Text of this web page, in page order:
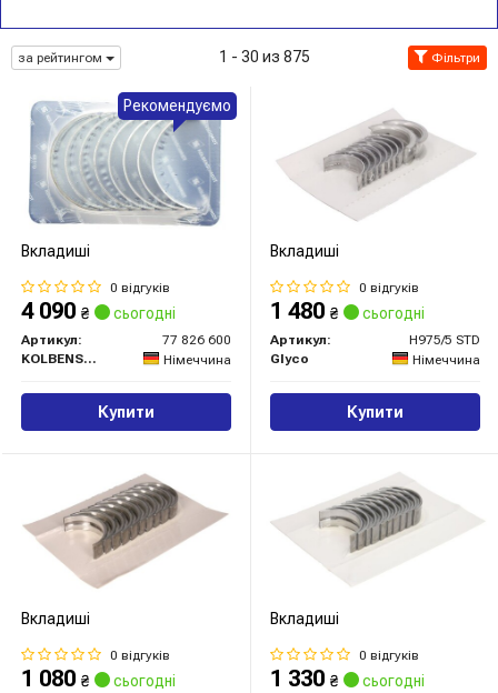
за рейтингом 1 - 30 из 875 Фільтри
Вкладиші
0 відгуків
4 090 ₴ сьогодні
Артикул:
77 826 600
KOLBENSCHMIDT
Німеччина
Купити
Рекомендуємо
Вкладиші
0 відгуків
1 480 ₴ сьогодні
Артикул:
H975/5 STD
Glyco
Німеччина
Купити
Вкладиші
0 відгуків
1 080 ₴ сьогодні
Вкладиші
0 відгуків
1 330 ₴ сьогодні